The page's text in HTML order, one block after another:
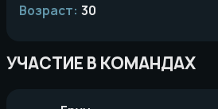
Возраст: 30
УЧАСТИЕ В КОМАНДАХ